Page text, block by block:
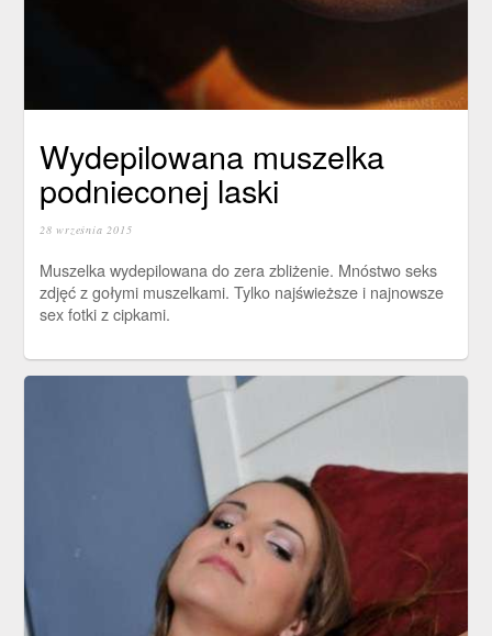
Wydepilowana muszelka
podnieconej laski
28 września 2015
Muszelka wydepilowana do zera zbliżenie. Mnóstwo seks
zdjęć z gołymi muszelkami. Tylko najświeższe i najnowsze
sex fotki z cipkami.